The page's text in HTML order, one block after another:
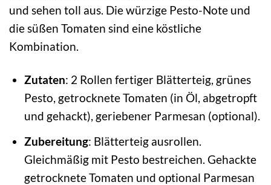
und sehen toll aus. Die würzige Pesto-Note und
die süßen Tomaten sind eine köstliche
Kombination.
Zutaten: 2 Rollen fertiger Blätterteig, grünes
Pesto, getrocknete Tomaten (in Öl, abgetropft
und gehackt), geriebener Parmesan (optional).
Zubereitung: Blätterteig ausrollen.
Gleichmäßig mit Pesto bestreichen. Gehackte
getrocknete Tomaten und optional Parmesan